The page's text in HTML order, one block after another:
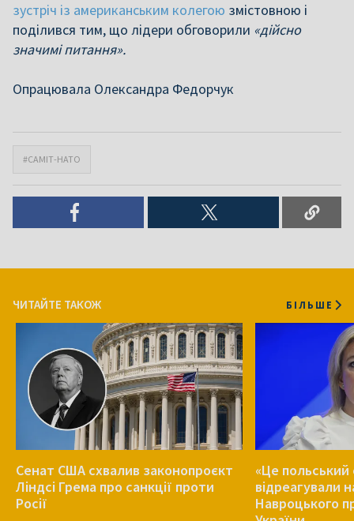
зустріч із американським колегою змістовною і
поділився тим, що лідери обговорили «дійсно
значимі питання».
Опрацювала Олександра Федорчук
#САМІТ-НАТО
ЧИТАЙТЕ ТАКОЖ БІЛЬШЕ
Сенат США схвалив законопроєкт
Ліндсі Грема про санкції проти
Росії
«Це польський
відреагували
Навроцького